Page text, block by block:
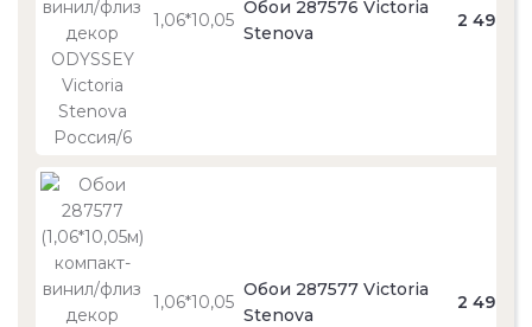
1,06*10,05
Обои 287576 Victoria
Stenova
2 490
1,06*10,05
Обои 287577 Victoria
Stenova
2 490